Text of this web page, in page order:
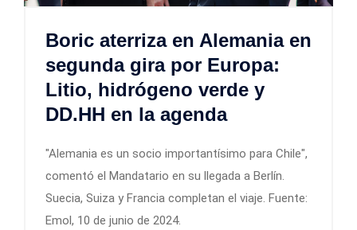
Boric aterriza en Alemania en
segunda gira por Europa:
Litio, hidrógeno verde y
DD.HH en la agenda
"Alemania es un socio importantísimo para Chile",
comentó el Mandatario en su llegada a Berlín.
Suecia, Suiza y Francia completan el viaje. Fuente:
Emol, 10 de junio de 2024.